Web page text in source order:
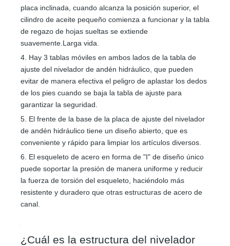
placa inclinada, cuando alcanza la posición superior, el
cilindro de aceite pequeño comienza a funcionar y la tabla
de regazo de hojas sueltas se extiende
suavemente.Larga vida.
4. Hay 3 tablas móviles en ambos lados de la tabla de
ajuste del nivelador de andén hidráulico, que pueden
evitar de manera efectiva el peligro de aplastar los dedos
de los pies cuando se baja la tabla de ajuste para
garantizar la seguridad.
5. El frente de la base de la placa de ajuste del nivelador
de andén hidráulico tiene un diseño abierto, que es
conveniente y rápido para limpiar los artículos diversos.
6. El esqueleto de acero en forma de "I" de diseño único
puede soportar la presión de manera uniforme y reducir
la fuerza de torsión del esqueleto, haciéndolo más
resistente y duradero que otras estructuras de acero de
canal.
¿Cuál es la estructura del nivelador